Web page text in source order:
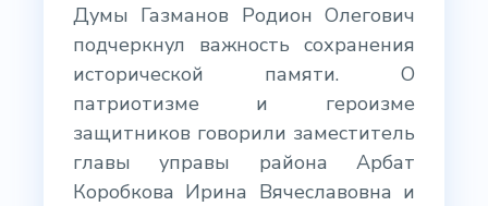
Думы Газманов Родион Олегович
подчеркнул важность сохранения
исторической памяти. О
патриотизме и героизме
защитников говорили заместитель
главы управы района Арбат
Коробкова Ирина Вячеславовна и